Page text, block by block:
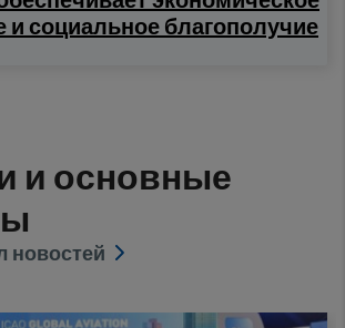
и социальное благополучие
и основные
новостей